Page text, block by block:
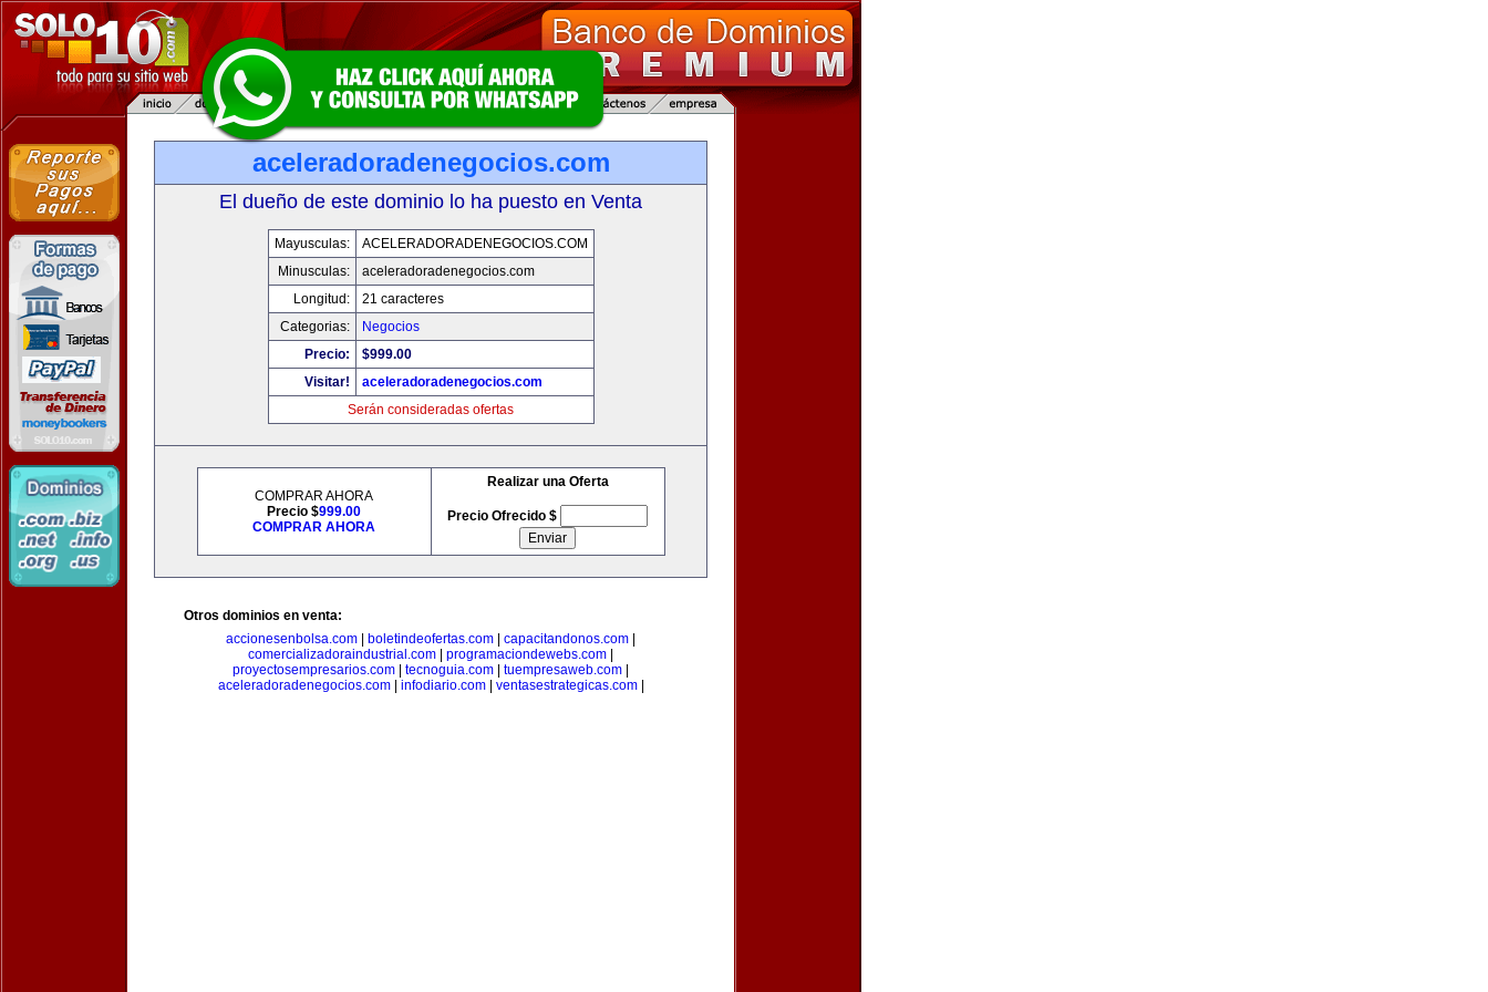
aceleradoradenegocios.com
El dueño de este dominio lo ha puesto en Venta
Mayusculas:
ACELERADORADENEGOCIOS.COM
Minusculas:
aceleradoradenegocios.com
Longitud:
21 caracteres
Categorias:
Negocios
Precio:
$999.00
Visitar!
aceleradoradenegocios.com
Serán consideradas ofertas
COMPRAR AHORA
Precio $999.00
COMPRAR AHORA
Realizar una Oferta
Precio Ofrecido $
Otros dominios en venta:
accionesenbolsa.com
boletindeofertas.com capacitandonos.com
comercializadoraindustrial.com
programaciondewebs.com
proyectosempresarios.com
tecnoguia.com tuempresaweb.com
aceleradoradenegocios.com| infodiario.com| ventasestrategicas.com|